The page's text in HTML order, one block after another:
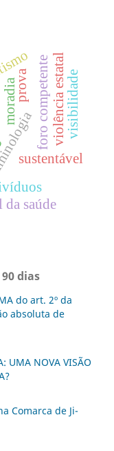
sustentável
moradia foro competente
prova violência estatal
saúde
visibilidade
dias
do art. 2º da
absoluta de
UMA NOVA VISÃO
Comarca de Ji-